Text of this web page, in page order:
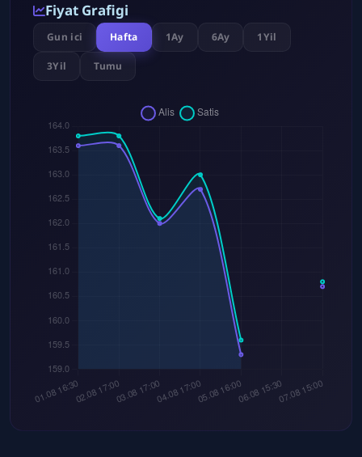
Fiyat Grafigi
Gun ici Hafta 1Ay 6Ay 1Yil
3Yil Tumu